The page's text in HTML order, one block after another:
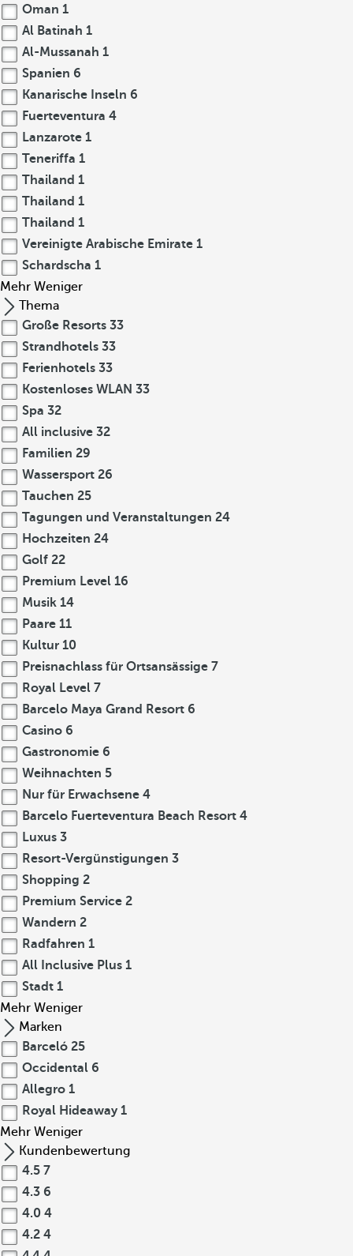
Oman 1
Al Batinah 1
Al-Mussanah 1
Spanien 6
Kanarische Inseln 6
Fuerteventura 4
Lanzarote 1
Teneriffa 1
Thailand 1
Thailand 1
Thailand 1
Vereinigte Arabische Emirate 1
Schardscha 1
Mehr Weniger
Thema
Große Resorts 33
Strandhotels 33
Ferienhotels 33
Kostenloses WLAN 33
Spa 32
All inclusive 32
Familien 29
Wassersport 26
Tauchen 25
Tagungen und Veranstaltungen 24
Hochzeiten 24
Golf 22
Premium Level 16
Musik 14
Paare 11
Kultur 10
Preisnachlass für Ortsansässige 7
Royal Level 7
Barcelo Maya Grand Resort 6
Casino 6
Gastronomie 6
Weihnachten 5
Nur für Erwachsene 4
Barcelo Fuerteventura Beach Resort 4
Luxus 3
Resort-Vergünstigungen 3
Shopping 2
Premium Service 2
Wandern 2
Radfahren 1
All Inclusive Plus 1
Stadt 1
Mehr Weniger
Marken
Barceló 25
Occidental 6
Allegro 1
Royal Hideaway 1
Mehr Weniger
Kundenbewertung
4.5 7
4.3 6
4.0 4
4.2 4